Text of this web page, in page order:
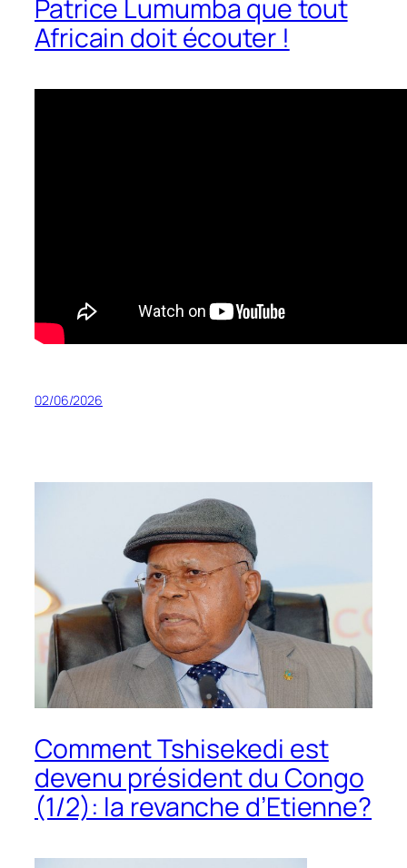
Patrice Lumumba que tout
Africain doit écouter !
02/06/2026
Comment Tshisekedi est
devenu président du Congo
(1/2): la revanche d’Etienne?